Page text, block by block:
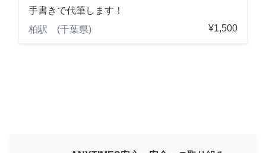
手書きで代筆します！
柏駅 (千葉県)
¥1,500